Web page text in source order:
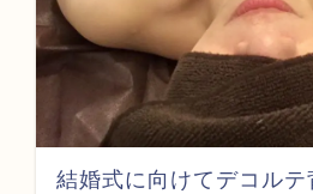
結婚式に向けてデコルテ